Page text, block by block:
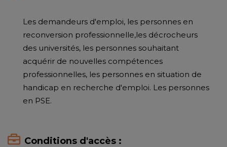
Les demandeurs d'emploi, les personnes en
reconversion professionnelle,les décrocheurs
des universités, les personnes souhaitant
acquérir de nouvelles compétences
professionnelles, les personnes en situation de
handicap en recherche d'emploi. Les personnes
en PSE.
Conditions d'accès :